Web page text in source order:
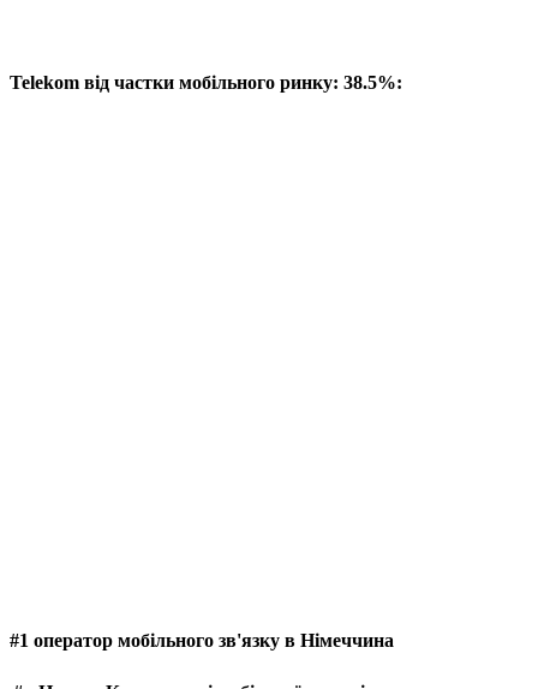
Telekom від частки мобільного ринку: 38.5%:
#1 оператор мобільного зв'язку в Німеччина